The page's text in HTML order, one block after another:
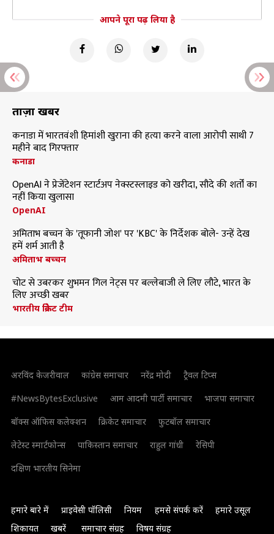
आपने पूरा पढ़ लिया है
ताज़ा खबरें
कनाडा में भारतवंशी हिमांशी खुराना की हत्या करने वाला आरोपी साथी 7
महीने बाद गिरफ्तार
कनाडा
OpenAI ने प्रेजेंटेशन स्टार्टअप नेक्स्टस्लाइड को खरीदा, सौदे की शर्तों का
नहीं किया खुलासा
OpenAI
अमिताभ बच्चन के 'तूफानी जोश' पर 'KBC' के निर्देशक बोले- उन्हें देख
हमें शर्म आती है
अमिताभ बच्चन
चोट से उबरकर शुभमन गिल नेट्स पर बल्लेबाजी ले लिए लौटे, भारत के
लिए अच्छी खबर
भारतीय क्रिकेट टीम
अरविंद केजरीवाल कांग्रेस समाचार नरेंद्र मोदी
ट्रैवल टिप्स
#NewsBytesExclusive
आम आदमी पार्टी समाचार
भाजपा समाचार
बॉक्स ऑफिस कलेक्शन
क्रिकेट समाचार
फुटबॉल समाचार
लेटेस्ट स्मार्टफोन्स
पाकिस्तान समाचार राहुल गांधी
रेसिपी
दक्षिण भारतीय सिनेमा
हमारे बारे में प्राइवेसी पॉलिसी नियम हमसे संपर्क करें
हमारे उसूल
शिकायत
खबरें समाचार संग्रह विषय संग्रह